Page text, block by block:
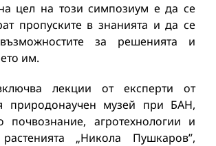
цел на този симпозиум е да се
пропуските в знанията и да се
за решенията и
им.
лекции от експерти от
природонаучен музей при БАН,
почвознание, агротехнологии и
„Никола Пушкаров”,